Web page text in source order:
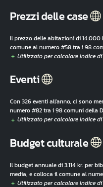
Prezzi delle case
Il prezzo delle abitazioni di 14.000
comune al numero #58 tra i 98
Eventi
Con 326 eventi all'anno, ci sono
numero #82 tra i 98 comuni della
Budget culturale
Il budget annuale di 3.114 kr. per
media, e colloca il comune al